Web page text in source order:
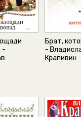
-
Брат,
-
Крапивин